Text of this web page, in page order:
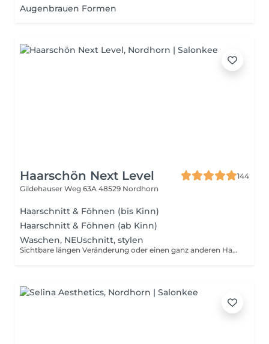
Augenbrauen Formen
Haarschön Next Level
144
Gildehauser Weg 63A 48529 Nordhorn
Haarschnitt & Föhnen (bis Kinn)
Haarschnitt & Föhnen (ab Kinn)
Waschen, NEUschnitt, stylen
Sichtbare längen Veränderung oder einen ganz anderen Haarschnitt wobei z.b. ganz neu ein Stufenschnitt geschnitten wird. Deine Haare werden gewaschen, geschnitten und passend zum neuen Haarschnitt gestylt oder gefönt.